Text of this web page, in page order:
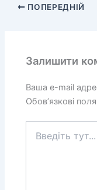
ПОПЕРЕДНІЙ
Залишити
Ваша e-mail
Обов’язкові
тут...